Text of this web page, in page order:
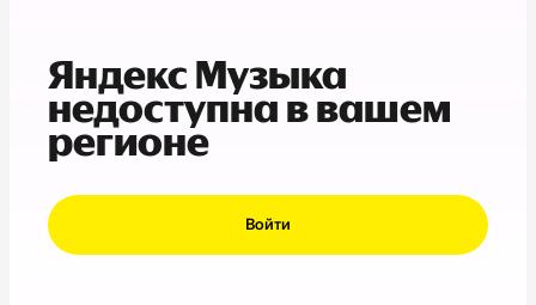
Яндекс Музыка
недоступна в вашем
регионе
Войти